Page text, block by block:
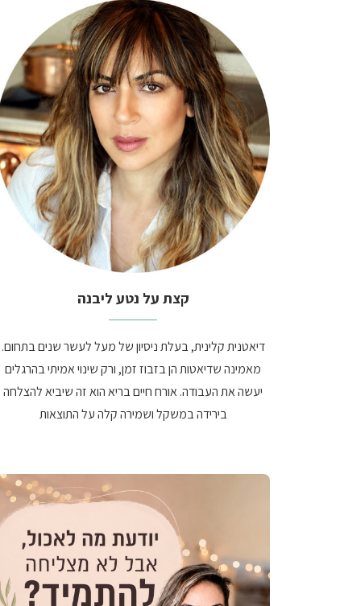
קצת על נטע ליבנה
דיאטנית קלינית, בעלת ניסיון של מעל לעשר שנים בתחום.
מאמינה שדיאטות הן בזבוז זמן, ורק שינוי אמיתי בהרגלים
יעשה את העבודה. אורח חיים בריא הוא זה שיביא להצלחה
בירידה במשקל ושמירה קלה על התוצאות